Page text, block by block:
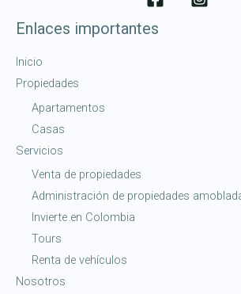
Enlaces importantes
Inicio
Propiedades
Apartamentos
Casas
Servicios
Venta de propiedades
Administración de propiedades
Invierte en Colombia
Tours
Renta de vehículos
Nosotros